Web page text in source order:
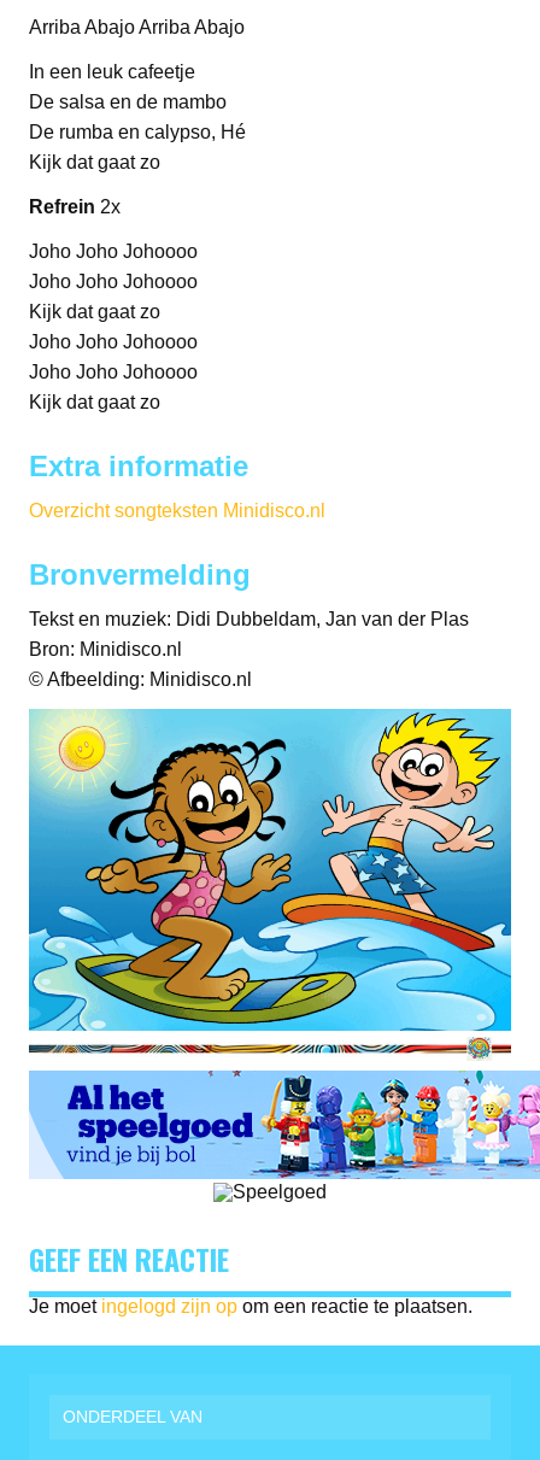
Arriba Abajo Arriba Abajo
In een leuk cafeetje
De salsa en de mambo
De rumba en calypso, Hé
Kijk dat gaat zo
Refrein 2x
Joho Joho Johoooo
Joho Joho Johoooo
Kijk dat gaat zo
Joho Joho Johoooo
Joho Joho Johoooo
Kijk dat gaat zo
Extra informatie
Overzicht songteksten Minidisco.nl
Bronvermelding
Tekst en muziek: Didi Dubbeldam, Jan van der Plas
Bron: Minidisco.nl
© Afbeelding: Minidisco.nl
GEEF EEN REACTIE
Je moet ingelogd zijn op om een reactie te plaatsen.
ONDERDEEL VAN